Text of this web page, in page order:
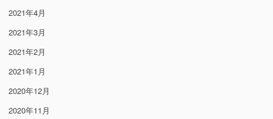
2021年4月
2021年3月
2021年2月
2021年1月
2020年12月
2020年11月